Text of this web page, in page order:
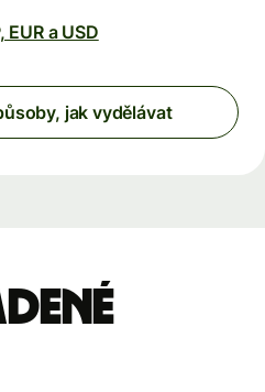
EUR a USD
jak vydělávat